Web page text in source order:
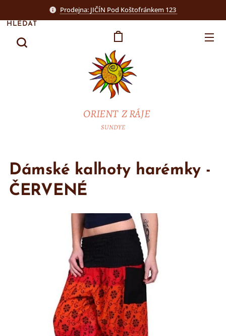
Prodejna: JIČÍN Pod Koštofránkem 123
ORIENT Z RÁJE
SUNDYE
HLEDAT
Dámské kalhoty harémky -
ČERVENÉ